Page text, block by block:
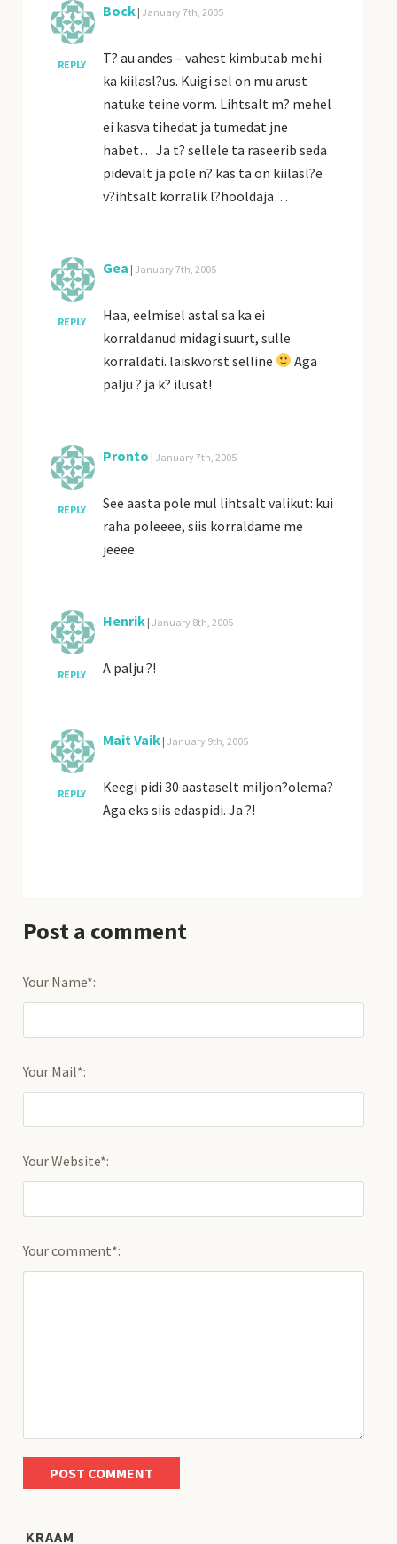
REPLY
Bock | January 7th, 2005
T? au andes – vahest kimbutab mehi
ka kiilasl?us. Kuigi sel on mu arust
natuke teine vorm. Lihtsalt m? mehel
ei kasva tihedat ja tumedat jne
habet… Ja t? sellele ta raseerib seda
pidevalt ja pole n? kas ta on kiilasl?e
v?ihtsalt korralik l?hooldaja…
REPLY
Gea | January 7th, 2005
Haa, eelmisel astal sa ka ei
korraldanud midagi suurt, sulle
korraldati. laiskvorst selline
Aga
palju ? ja k? ilusat!
REPLY
Pronto | January 7th, 2005
See aasta pole mul lihtsalt valikut: kui
raha poleeee, siis korraldame me
jeeee.
REPLY
Henrik | January 8th, 2005
A palju ?!
REPLY
Mait Vaik | January 9th, 2005
Keegi pidi 30 aastaselt miljon?olema?
Aga eks siis edaspidi. Ja ?!
Post a comment
Your Name*:
Your Mail*:
Your Website*:
Your comment*:
KRAAM